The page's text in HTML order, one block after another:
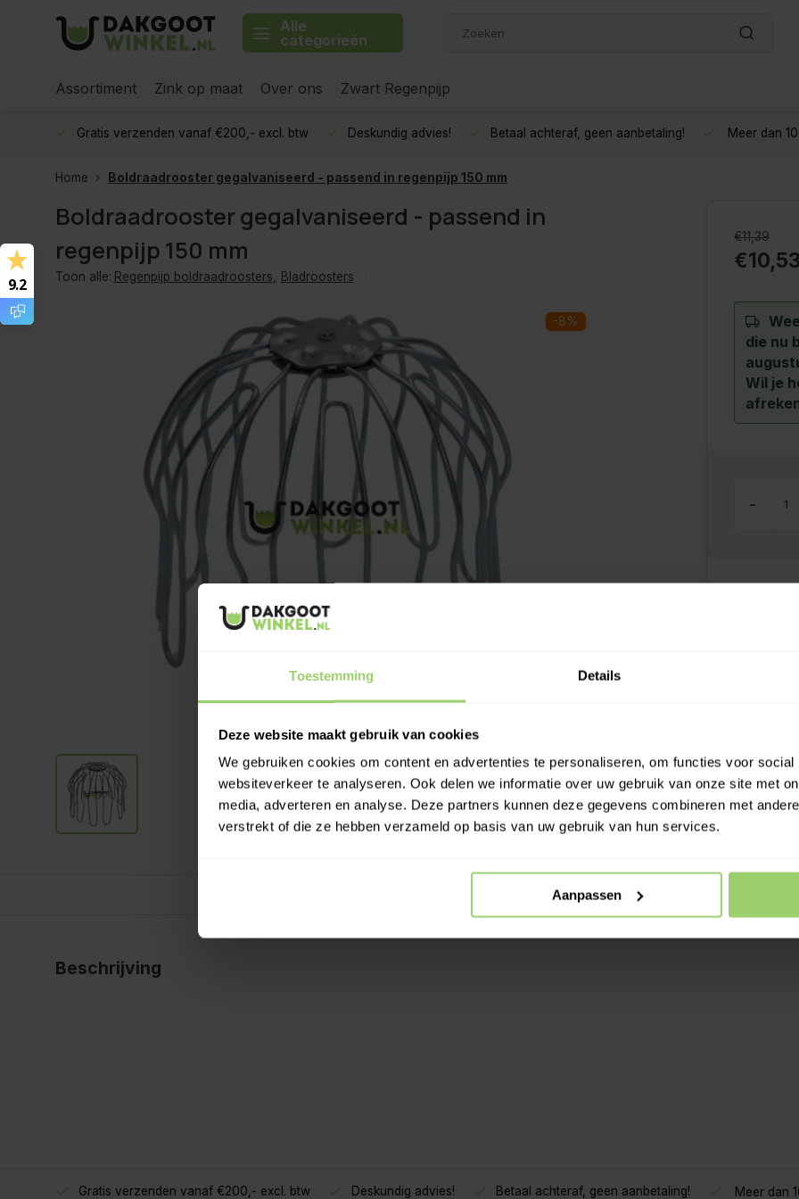
Toestemming Details
Deze website maakt gebruik van cookies
We gebruiken cookies om content en advertenties te personaliseren, om functies voor social
websiteverkeer te analyseren. Ook delen we informatie over uw gebruik van onze site met
media, adverteren en analyse. Deze partners kunnen deze gegevens combineren met
verstrekt of die ze hebben verzameld op basis van uw gebruik van hun services.
Aanpassen
Alle
categorieën
Assortiment Zink op maat Over ons Zwart Regenpijp
Gratis verzenden vanaf €200,- excl. btw Deskundig advies! Betaal achteraf, geen aanbetaling! Meer dan
Home Boldraadrooster gegalvaniseerd - passend in regenpijp 150 mm
Boldraadrooster gegalvaniseerd - passend in
regenpijp 150 mm
Toon alle: Regenpijp boldraadroosters Bladroosters
-8%
€11,39
€10,53
die nu
Wil je
-
Kies
Ook
Meer
Beschrijving
Gratis verzenden vanaf €200,- excl. btw Deskundig advies! Betaal achteraf, geen aanbetaling! Meer dan
9.2